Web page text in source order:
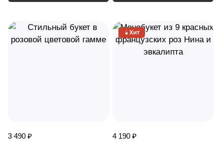
3 490 ₽
Хит
4 190 ₽